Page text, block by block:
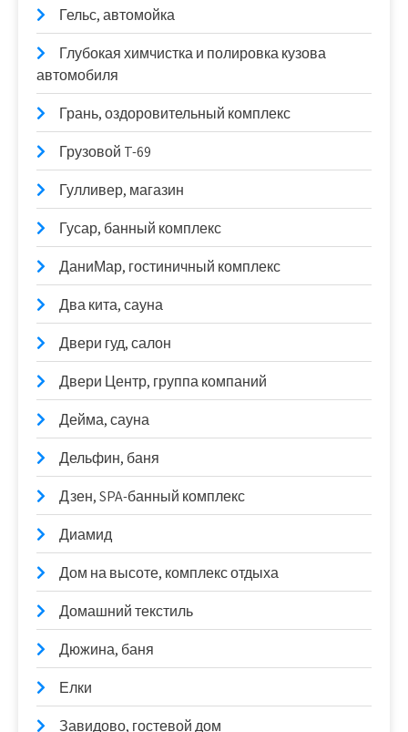
Гельс, автомойка
Глубокая химчистка и полировка кузова
автомобиля
Грань, оздоровительный комплекс
Грузовой T-69
Гулливер, магазин
Гусар, банный комплекс
ДаниМар, гостиничный комплекс
Два кита, сауна
Двери гуд, салон
Двери Центр, группа компаний
Дейма, сауна
Дельфин, баня
Дзен, SPA-банный комплекс
Диамид
Дом на высоте, комплекс отдыха
Домашний текстиль
Дюжина, баня
Елки
Завидово, гостевой дом